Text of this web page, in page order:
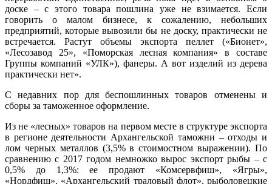
доске – с этого товара пошлина уже не взимается. Если
говорить о малом бизнесе, к сожалению, небольших
предприятий, которые вывозили бы не доску, практически не
встречается. Растут объемы экспорта пеллет («Бионет»,
«Лесозавод 25», «Поморская лесная компания» в составе
Группы компаний «УЛК»), фанеры. А вот изделий из дерева
практически нет».
С недавних пор для беспошлинных товаров отменены и
сборы за таможенное оформление.
Из не «лесных» товаров на первом месте в структуре экспорта
в регионе деятельности Архангельской таможни – отходы и
лом черных металлов (3,5% в стоимостном выражении). По
сравнению с 2017 годом немножко вырос экспорт рыбы – с
0,5% до 1,3%: ее продают «Комсервфиш», «Ягры»,
«Нордфиш», «Архангельский траловый флот», рыболовецкие